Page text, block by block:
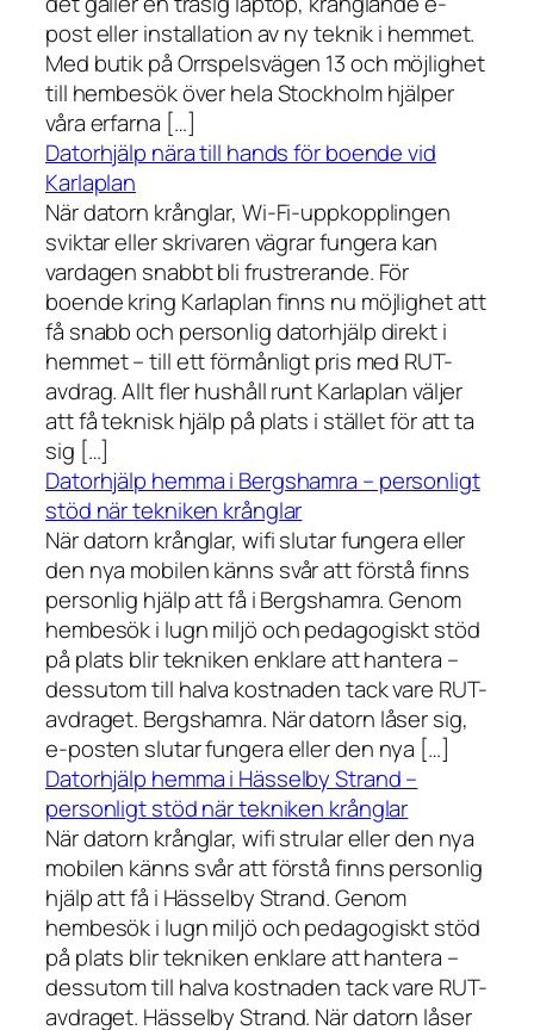
post eller installation av ny teknik i hemmet.
Med butik på Orrspelsvägen 13 och möjlighet
till hembesök över hela Stockholm hjälper
våra erfarna […]
Datorhjälp nära till hands för boende vid
Karlaplan
När datorn krånglar, Wi-Fi-uppkopplingen
sviktar eller skrivaren vägrar fungera kan
vardagen snabbt bli frustrerande. För
boende kring Karlaplan finns nu möjlighet att
få snabb och personlig datorhjälp direkt i
hemmet – till ett förmånligt pris med RUT-
avdrag. Allt fler hushåll runt Karlaplan väljer
att få teknisk hjälp på plats i stället för att ta
sig […]
Datorhjälp hemma i Bergshamra – personligt
stöd när tekniken krånglar
När datorn krånglar, wifi slutar fungera eller
den nya mobilen känns svår att förstå finns
personlig hjälp att få i Bergshamra. Genom
hembesök i lugn miljö och pedagogiskt stöd
på plats blir tekniken enklare att hantera –
dessutom till halva kostnaden tack vare RUT-
avdraget. Bergshamra. När datorn låser sig,
e-posten slutar fungera eller den nya […]
Datorhjälp hemma i Hässelby Strand –
personligt stöd när tekniken krånglar
När datorn krånglar, wifi strular eller den nya
mobilen känns svår att förstå finns personlig
hjälp att få i Hässelby Strand. Genom
hembesök i lugn miljö och pedagogiskt stöd
på plats blir tekniken enklare att hantera –
dessutom till halva kostnaden tack vare RUT-
avdraget. Hässelby Strand. När datorn låser